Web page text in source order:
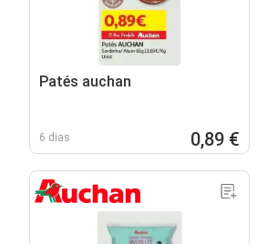
Patés auchan
6 dias 0,89 €